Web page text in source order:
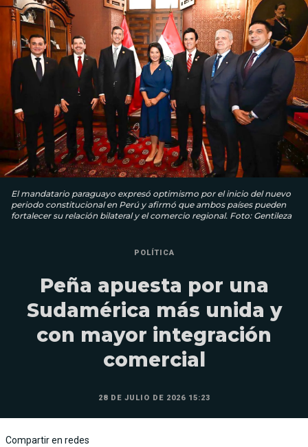
El mandatario paraguayo expresó optimismo por el inicio del nuevo
periodo constitucional en Perú y afirmó que ambos países pueden
fortalecer su relación bilateral y el comercio regional. Foto: Gentileza
POLÍTICA
Peña apuesta por una
Sudamérica más unida y
con mayor integración
comercial
28 DE JULIO DE 2026 15:23
Compartir en redes